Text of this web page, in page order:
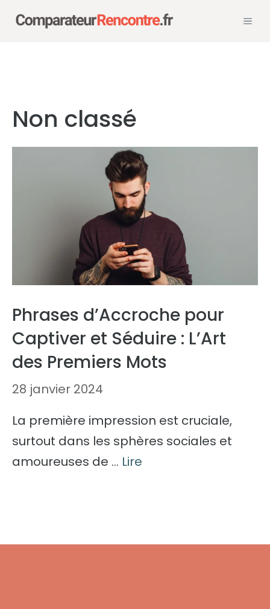
Aller
Non classé
Phrases d’Accroche pour
Captiver et Séduire : L’Art
des Premiers Mots
28 janvier 2024
La première impression est cruciale,
surtout dans les sphères sociales et
amoureuses de … Lire